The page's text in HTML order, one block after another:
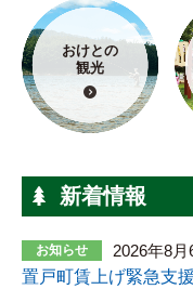
おけとの
観光
新着情報
お知らせ 2026年8月
置戸町賃上げ緊急支